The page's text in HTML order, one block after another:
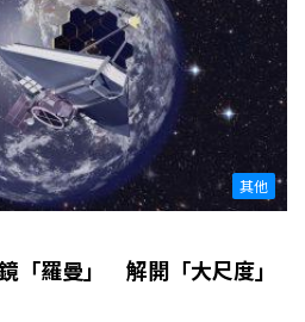
其他
「羅曼」 解開「大尺度」